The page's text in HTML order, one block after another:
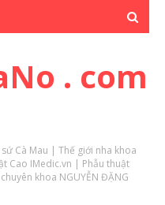
. com
Cà Mau | Thế giới nha khoa
Cao IMedic.vn | Phẫu thuật
khoa NGUYỄN ĐẶNG